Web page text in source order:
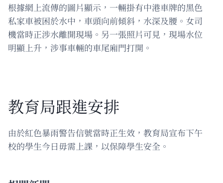
根據網上流傳的圖片顯示，一輛掛有中港車牌的黑色
私家車被困於水中，車頭向前傾斜，水深及腰。女司
機當時正涉水離開現場。另一張照片可見，現場水位
明顯上升，涉事車輛的車尾廂門打開。
教育局跟進安排
由於紅色暴雨警告信號當時正生效，教育局宣布下午
校的學生今日毋需上課，以保障學生安全。